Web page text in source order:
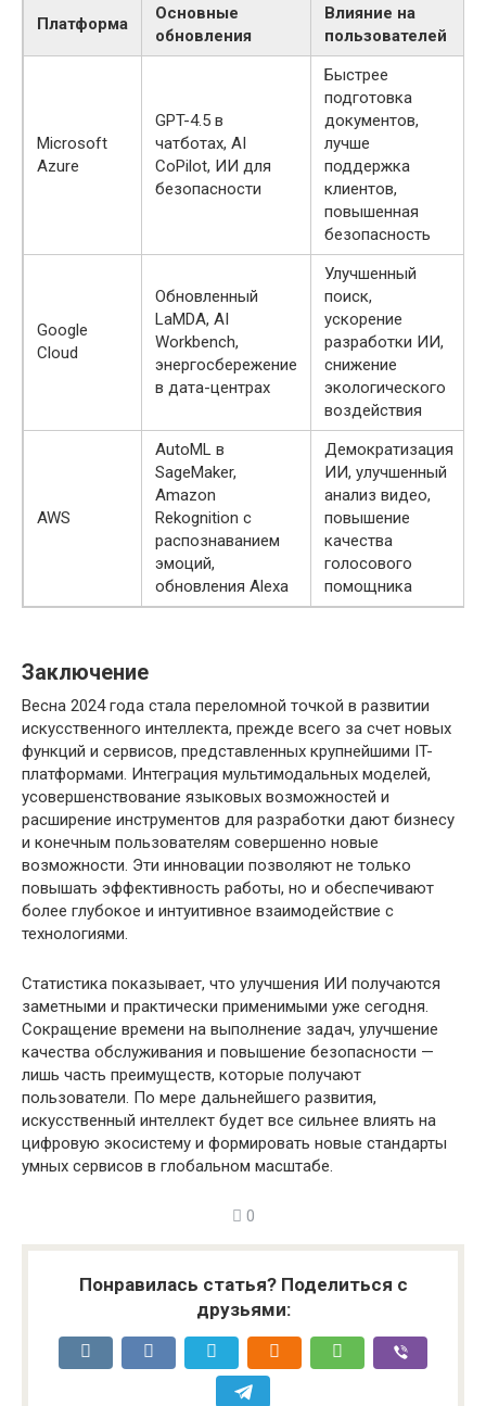
Платформа
Основные
обновления
Влияние на
пользователей
Microsoft
Azure
GPT-4.5 в
чатботах, AI
CoPilot, ИИ для
безопасности
Быстрее
подготовка
документов,
лучше
поддержка
клиентов,
повышенная
безопасность
Google
Cloud
Обновленный
LaMDA, AI
Workbench,
энергосбережение
в дата-центрах
Улучшенный
поиск,
ускорение
разработки ИИ,
снижение
экологического
воздействия
AWS
AutoML в
SageMaker,
Amazon
Rekognition с
распознаванием
эмоций,
обновления Alexa
Демократизация
ИИ, улучшенный
анализ видео,
повышение
качества
голосового
помощника
Заключение
Весна 2024 года стала переломной точкой в развитии
искусственного интеллекта, прежде всего за счет новых
функций и сервисов, представленных крупнейшими IT-
платформами. Интеграция мультимодальных моделей,
усовершенствование языковых возможностей и
расширение инструментов для разработки дают бизнесу
и конечным пользователям совершенно новые
возможности. Эти инновации позволяют не только
повышать эффективность работы, но и обеспечивают
более глубокое и интуитивное взаимодействие с
технологиями.
Статистика показывает, что улучшения ИИ получаются
заметными и практически применимыми уже сегодня.
Сокращение времени на выполнение задач, улучшение
качества обслуживания и повышение безопасности —
лишь часть преимуществ, которые получают
пользователи. По мере дальнейшего развития,
искусственный интеллект будет все сильнее влиять на
цифровую экосистему и формировать новые стандарты
умных сервисов в глобальном масштабе.
0
Понравилась статья? Поделиться с
друзьями: